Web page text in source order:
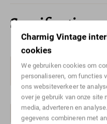
Charmig Vintage
cookies
We gebruiken cookies om
personaliseren, om functies
ons websiteverkeer te
over je gebruik van onze site
media, adverteren en
gegevens combineren met
Specificaties
Kleur
Stijl
Merk/ontwerper
Breedte range